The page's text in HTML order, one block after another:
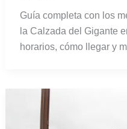
Guía completa con los
la Calzada del Gigante
horarios, cómo llegar y